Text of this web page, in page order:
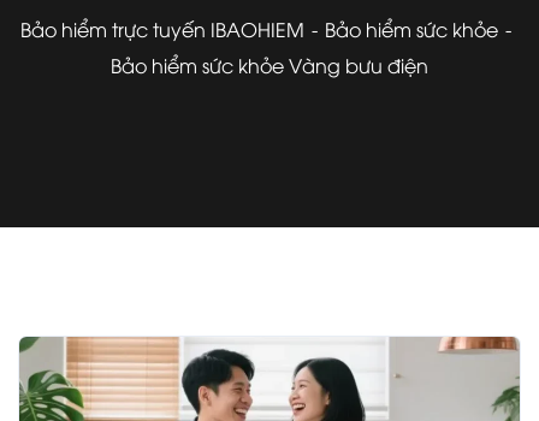
Bảo hiểm trực tuyến IBAOHIEM
Bảo hiểm sức khỏe
Bảo hiểm sức khỏe Vàng bưu điện